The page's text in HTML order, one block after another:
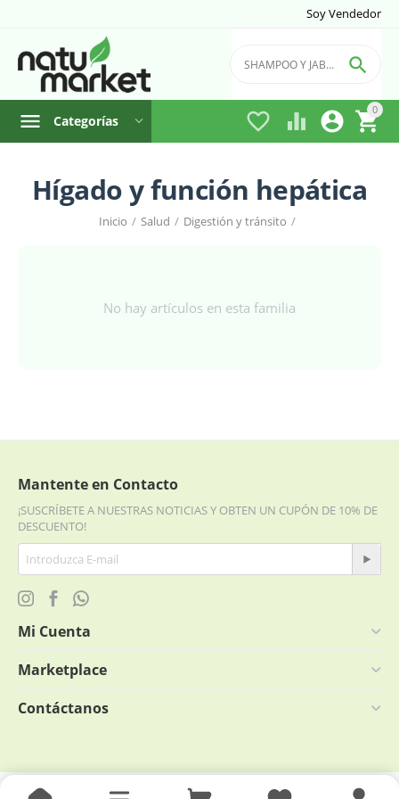
Soy Vendedor
0


 

Categorías
Hígado y función hepática
Inicio / Salud / Digestión y tránsito /
No hay artículos en esta familia
Mantente en Contacto
¡SUSCRÍBETE A NUESTRAS NOTICIAS Y OBTEN UN CUPÓN DE 10% DE
DESCUENTO!
Mi Cuenta
Marketplace
Contáctanos